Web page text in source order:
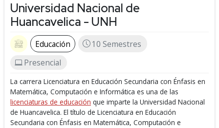
Universidad Nacional de
Huancavelica - UNH
Educación
10 Semestres
Presencial
La carrera Licenciatura en Educación Secundaria con Énfasis en
Matemática, Computación e Informática es una de las
licenciaturas de educación que imparte la Universidad Nacional
de Huancavelica. El título de Licenciatura en Educación
Secundaria con Énfasis en Matemática, Computación e